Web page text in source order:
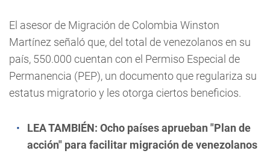
El asesor de Migración de Colombia Winston
Martínez señaló que, del total de venezolanos en su
país, 550.000 cuentan con el Permiso Especial de
Permanencia (PEP), un documento que regulariza su
estatus migratorio y les otorga ciertos beneficios.
LEA TAMBIÉN: Ocho países aprueban "Plan de
acción" para facilitar migración de venezolanos